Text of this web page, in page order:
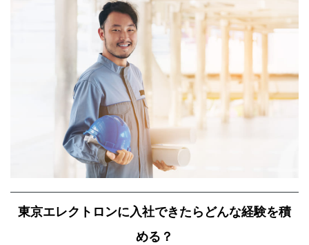
東京エレクトロンに入社できたらどんな経験を積
める？